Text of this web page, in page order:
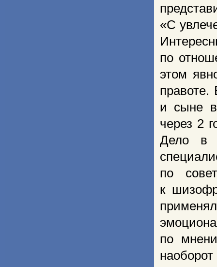
«С
по
этом
правоте.
и сыне
через 2
Дело в
по
к
по